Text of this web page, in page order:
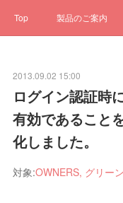
Top 製品のご案内
ステー
2013.09.02 15:00
ログイン認証時
有効であること
化しました。
対象:OWNERS, グリー